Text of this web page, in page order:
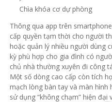
Chìa khóa cơ dự phòng
Thông qua app trên
cấp quyền tạm thời cho người
hoặc quản lý nhiều người dùng
kỳ phù hợp cho gia đình có
chủ nhà thường xuyên đi công
Một số dòng cao cấp còn tích
mạch lòng bàn tay và màn
sử dụng “không chạm” hiện đại